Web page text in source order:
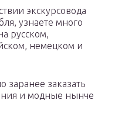
экскурсовода
узнаете много
русском,
немецком и
заранее заказать
и модные нынче